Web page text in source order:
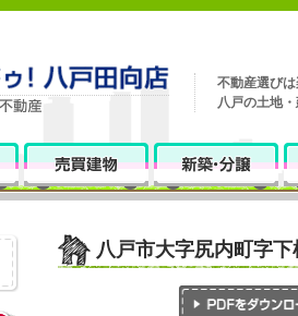
不動産選びは
八戸の土地
八戸市大字尻内町字下